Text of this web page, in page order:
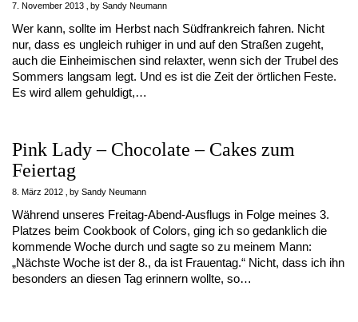
7. November 2013 by Sandy Neumann
Wer kann, sollte im Herbst nach Südfrankreich fahren. Nicht
nur, dass es ungleich ruhiger in und auf den Straßen zugeht,
auch die Einheimischen sind relaxter, wenn sich der Trubel des
Sommers langsam legt. Und es ist die Zeit der örtlichen Feste.
Es wird allem gehuldigt,…
Pink Lady – Chocolate – Cakes zum
Feiertag
8. März 2012 by Sandy Neumann
Während unseres Freitag-Abend-Ausflugs in Folge meines 3.
Platzes beim Cookbook of Colors, ging ich so gedanklich die
kommende Woche durch und sagte so zu meinem Mann:
„Nächste Woche ist der 8., da ist Frauentag.“ Nicht, dass ich ihn
besonders an diesen Tag erinnern wollte, so…